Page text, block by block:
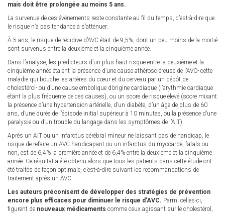
mais doit être prolongée au moins 5 ans.
La survenue de ces événements reste constante au fil du temps, c’est-à-dire que
le risque n’a pas tendance à s’atténuer.
À 5 ans, le risque de récidive d’AVC était de 9,5%, dont un peu moins de la moitié
sont survenus entre la deuxième et la cinquième année.
Dans l’analyse, les prédicteurs d’un plus haut risque entre la deuxième et la
cinquième année étaient la présence d’une cause athéroscléreuse de l’AVC- cette
maladie qui bouche les artères du cœur et du cerveau par un dépôt de
cholestérol- ou d’une cause embolique d’origine cardiaque (l’arythmie cardiaque
étant la plus fréquente de ces causes), ou un score de risque élevé (score mixant
la présence d’une hypertension artérielle, d’un diabète, d’un âge de plus de 60
ans, d’une durée de l’épisode initial supérieur à 10 minutes, ou la présence d’une
paralysie ou d’un trouble du langage dans les symptômes de l’AIT).
Après un AIT ou un infarctus cérébral mineur ne laissant pas de handicap, le
risque de refaire un AVC handicapant ou un infarctus du myocarde, fatals ou
non, est de 6,4% la première année et de 6,4% entre la deuxième et la cinquième
année. Ce résultat a été obtenu alors que tous les patients dans cette étude ont
été traités de façon optimale, c’est-à-dire suivant les recommandations de
traitement après un AVC.
Les auteurs préconisent de développer des stratégies de prévention
encore plus efficaces pour diminuer le risque d’AVC. Parmi celles-ci,
figurent de nouveaux médicaments comme ceux agissant sur le cholestérol,